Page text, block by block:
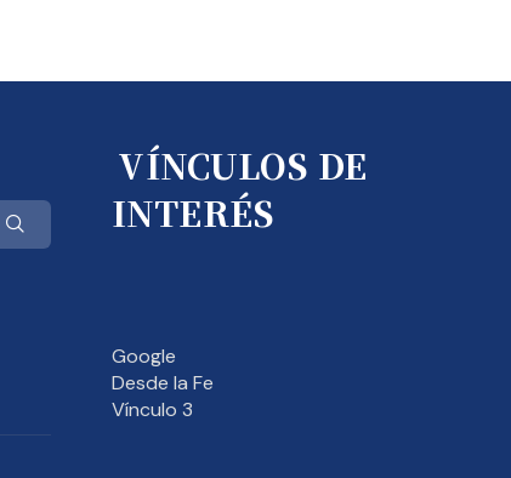
VÍNCULOS DE
INTERÉS
Google
Desde la Fe
Vínculo 3